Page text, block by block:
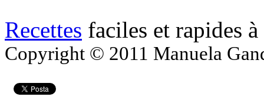
Recettes faciles et rapides
Copyright © 2011 Manuela